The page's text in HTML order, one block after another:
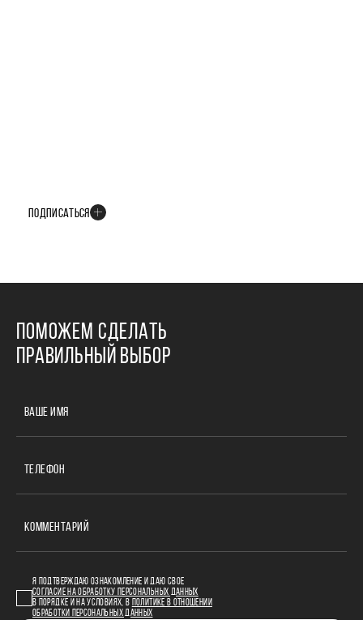
ПОДПИСАТЬСЯ
ПОМОЖЕМ СДЕЛАТЬ
ПРАВИЛЬНЫЙ ВЫБОР
ВАШЕ ИМЯ
ТЕЛЕФОН
КОММЕНТАРИЙ
Я ПОДТВЕРЖДАЮ ОЗНАКОМЛЕНИЕ И ДАЮ СВОЕ
СОГЛАСИЕ НА ОБРАБОТКУ ПЕРСОНАЛЬНЫХ ДАННЫХ
В ПОРЯДКЕ И НА УСЛОВИЯХ, В
ПОЛИТИКЕ В ОТНОШЕНИИ
ОБРАБОТКИ ПЕРСОНАЛЬНЫХ ДАННЫХ